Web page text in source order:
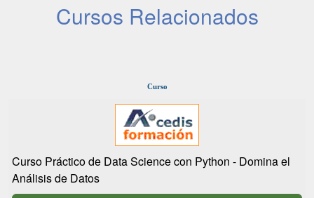
Cursos Relacionados
Curso
Curso Práctico de Data Science con Python - Domina el
Análisis de Datos